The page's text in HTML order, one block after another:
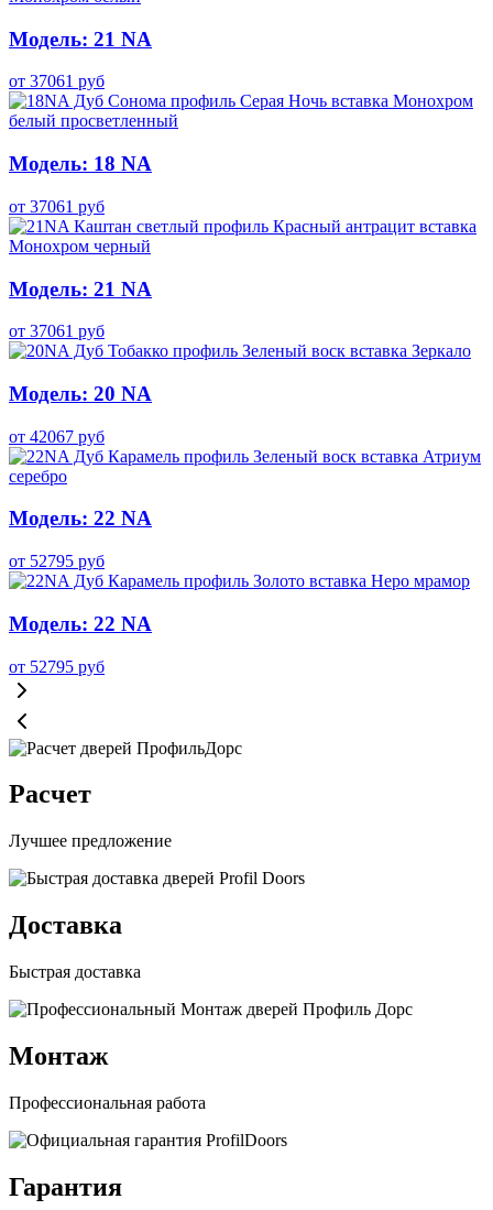
Модель: 21 NA
от 37061 руб
Модель: 18 NA
от 37061 руб
Модель: 21 NA
от 37061 руб
Модель: 20 NA
от 42067 руб
Модель: 22 NA
от 52795 руб
Модель: 22 NA
от 52795 руб
Расчет
Лучшее предложение
Доставка
Быстрая доставка
Монтаж
Профессиональная работа
Гарантия